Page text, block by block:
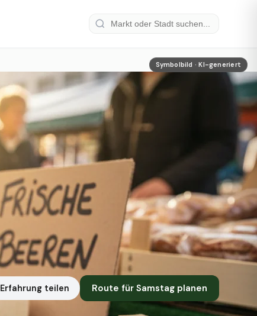
Symbolbild · KI-generiert
Erfahrung teilen Route für Samstag planen